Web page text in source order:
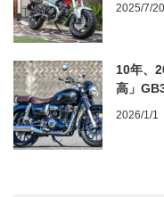
2025/7/20
10年、
高」
2026/1/1